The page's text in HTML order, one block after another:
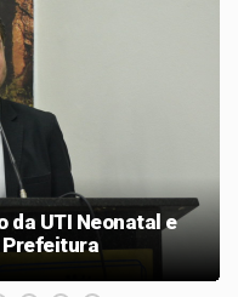
mais de
a Saúde